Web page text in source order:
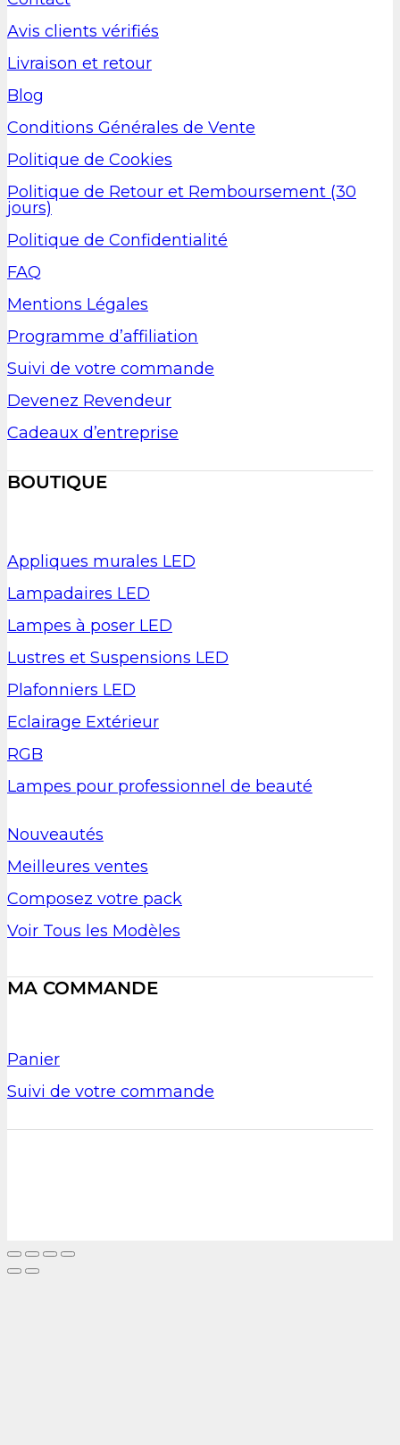
Avis clients vérifiés
Livraison et retour
Blog
Conditions Générales de Vente
Politique de Cookies
Politique de Retour et Remboursement (30
jours)
Politique de Confidentialité
FAQ
Mentions Légales
Programme d’affiliation
Suivi de votre commande
Devenez Revendeur
Cadeaux d’entreprise
BOUTIQUE
Appliques murales LED
Lampadaires LED
Lampes à poser LED
Lustres et Suspensions LED
Plafonniers LED
Eclairage Extérieur
RGB
Lampes pour professionnel de beauté
Nouveautés
Meilleures ventes
Composez votre pack
Voir Tous les Modèles
MA COMMANDE
Panier
Suivi de votre commande